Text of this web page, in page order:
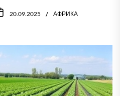
20.09.2025 АФРИКА